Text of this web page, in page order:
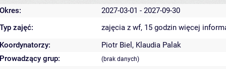
Okres:
2027-03-01 - 2027-09-30
Typ zajęć:
zajęcia z wf, 15 godzin więcej
Koordynatorzy:
Piotr Biel , Klaudia Palak
Prowadzący grup:
(brak danych)